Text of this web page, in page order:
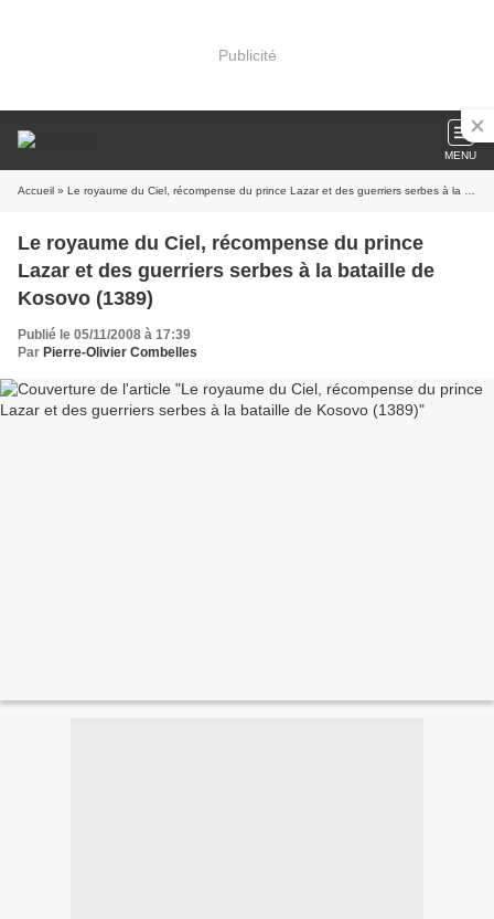
Publicité
MENU
Accueil » Le royaume du Ciel, récompense du prince Lazar et des guerriers serbes à la bataille de Kosovo (1389)
Le royaume du Ciel, récompense du prince
Lazar et des guerriers serbes à la bataille de
Kosovo (1389)
Publié le 05/11/2008 à 17:39
Par Pierre-Olivier Combelles